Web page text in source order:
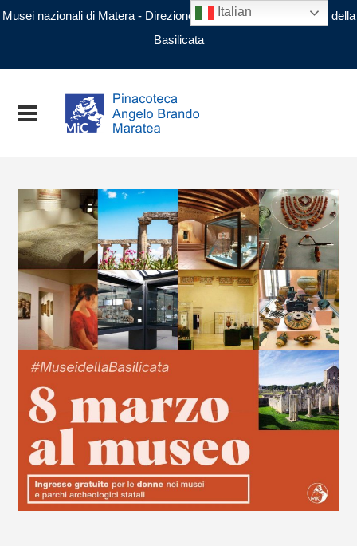
Musei nazionali di Matera - Direzione regionale Musei nazionali della
Basilicata
Italian